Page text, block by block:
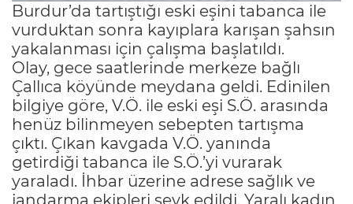
Burdur’da tartıştığı eski eşini tabanca ile
vurduktan sonra kayıplara karışan şahsın
yakalanması için çalışma başlatıldı.
Olay, gece saatlerinde merkeze bağlı
Çallıca köyünde meydana geldi. Edinilen
bilgiye göre, V.Ö. ile eski eşi S.Ö. arasında
henüz bilinmeyen sebepten tartışma
çıktı. Çıkan kavgada V.Ö. yanında
getirdiği tabanca ile S.Ö.’yi vurarak
yaraladı. İhbar üzerine adrese sağlık ve
jandarma ekipleri sevk edildi. Yaralı kadın